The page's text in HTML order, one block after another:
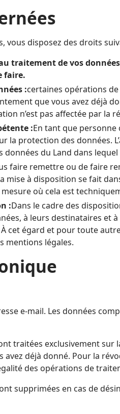
disposez des droits
traitement de vos
faire.
:certaines opérations
que vous avez déjà
n’est pas affectée par la
:En tant que personne
la protection des
du Land dans
faire remettre ou de faire
fait dans un format lisible par
où cela est
:Dans le cadre des
à leurs destinataires
cet égard et pour toute
mentions légales.
e-mail. Les données
traitées exclusivement
déjà donné. Pour la
des opérations de
supprimées en cas de